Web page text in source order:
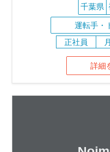
千葉県
運転手・
正社員
詳細